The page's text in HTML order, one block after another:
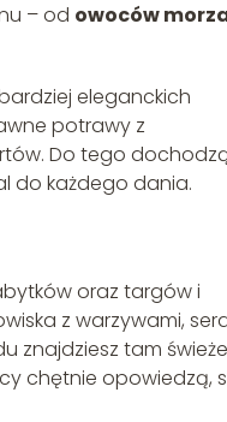
– od owoców
eleganckich
potrawy z
Do tego
do każdego dania.
oraz targów i
z warzywami,
znajdziesz tam świeże
chętnie opowiedzą,